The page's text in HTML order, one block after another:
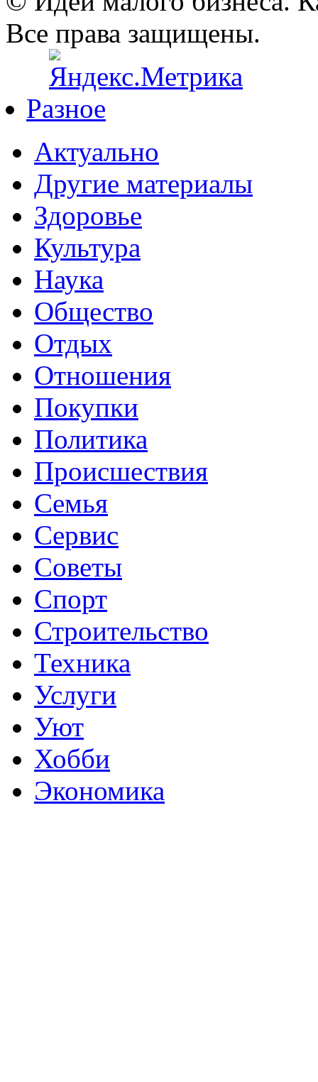
Все права защищены.
Разное
Актуально
Другие материалы
Здоровье
Культура
Наука
Общество
Отдых
Отношения
Покупки
Политика
Происшествия
Семья
Сервис
Советы
Спорт
Строительство
Техника
Услуги
Уют
Хобби
Экономика